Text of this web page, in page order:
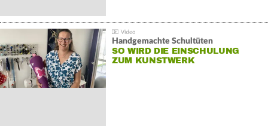
Handgemachte Schultüten
SO WIRD DIE EINSCHULUNG
ZUM KUNSTWERK